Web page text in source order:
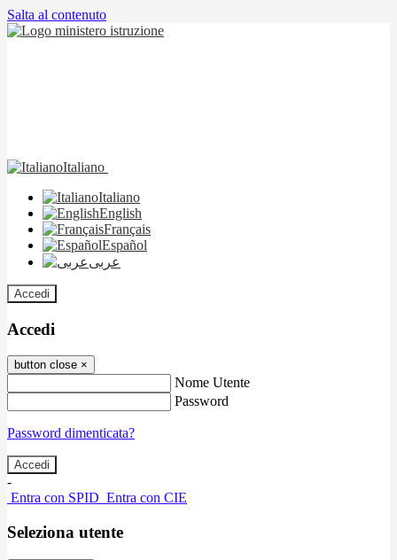
Salta al contenuto
Italiano
Italiano
English
Français
Español
عربى
Accedi
Accedi
button close ×
Nome Utente
Password
Password dimenticata?
-
Entra con SPID Entra con CIE
Seleziona utente